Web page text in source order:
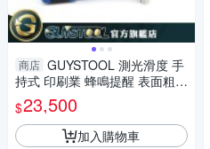
商店 GUYSTOOL 測光滑度 手
持式 印刷業 蜂鳴提醒 表面粗糙
度 粗糙度測試 MET-SPG6223
噴塗防腐 可連電腦
$23,500
加入購物車